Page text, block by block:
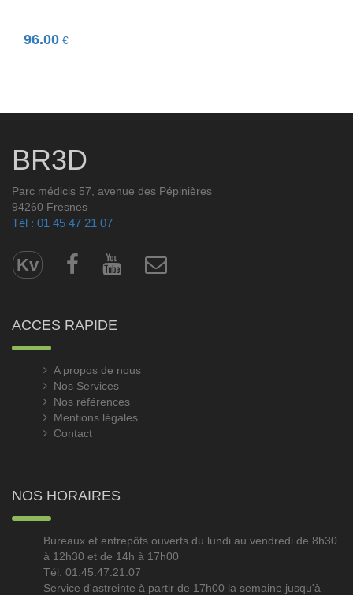
96.00 €
BR3D
Parc médicis 57, avenue des Pépinières
94260 Fresnes
Tél : 01 45 47 21 07
Kv
ACCES RAPIDE
A propos de nous
Nos Services
Nos références
Mentions légales
Contact
NOS HORAIRES
Bureaux et entrepôts ouverts du lundi au vendredi de 8h30
à 12h30 et de 14h à 17h00
Tél: 01.45.47.21.07
Service d'astreinte à partir de 17h00 la semaine jusqu'à